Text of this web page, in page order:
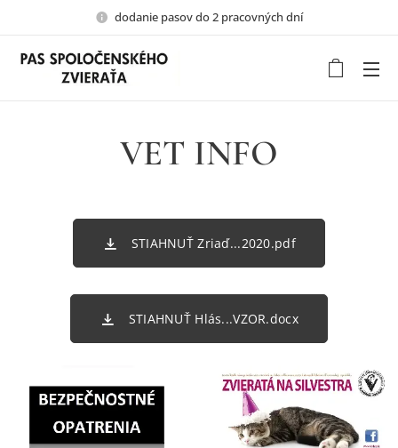
dodanie pasov do 2 pracovných dní
VET INFO
STIAHNUŤ Zriaď...2020.pdf
STIAHNUŤ Hlás...VZOR.docx